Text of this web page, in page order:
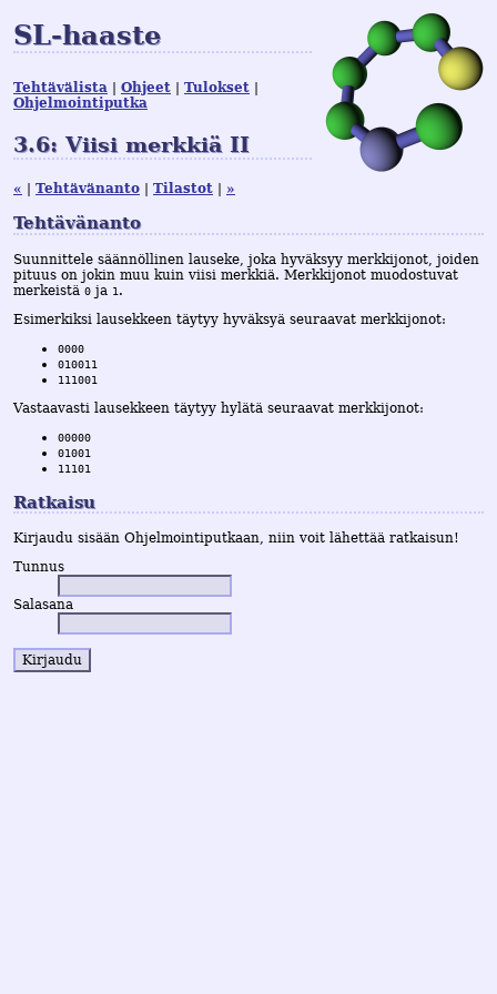
SL-haaste
Tehtävälista Ohjeet
Tulokset
Ohjelmointiputka
3.6: Viisi merkkiä II
« Tehtävänanto Tilastot »
Tehtävänanto
Suunnittele säännöllinen lauseke, joka hyväksyy merkkijonot, joiden
pituus on jokin muu kuin viisi merkkiä. Merkkijonot muodostuvat
merkeistä 0 ja 1 .
Esimerkiksi lausekkeen täytyy hyväksyä seuraavat merkkijonot:
0000
010011
111001
Vastaavasti lausekkeen täytyy hylätä seuraavat merkkijonot:
00000
01001
11101
Ratkaisu
Kirjaudu sisään Ohjelmointiputkaan, niin voit lähettää ratkaisun!
Tunnus
Salasana
Kirjaudu